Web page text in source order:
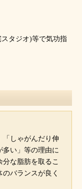
タジオ)等で気功指
「しゃがんだり伸
多い」等の理由に
な脂肪を取るこ
バランスが良く